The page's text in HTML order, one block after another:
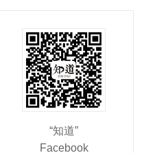
“知道”
Facebook